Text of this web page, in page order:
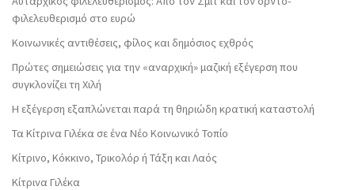
φιλελευθερισμό στο ευρώ
Κοινωνικές αντιθέσεις, φίλος και δημόσιος εχθρός
Πρώτες σημειώσεις για την «αναρχική» μαζική εξέγερση που
συγκλονίζει τη Χιλή
Η εξέγερση εξαπλώνεται παρά τη θηριώδη κρατική καταστολή
Τα Κίτρινα Γιλέκα σε ένα Νέο Κοινωνικό Τοπίο
Κίτρινο, Κόκκινο, Τρικολόρ ή Τάξη και Λαός
Κίτρινα Γιλέκα